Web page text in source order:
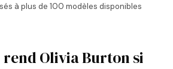
à plus de 100 modèles disponibles
rend Olivia Burton si